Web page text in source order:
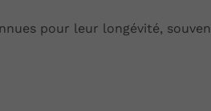
pour leur longévité,